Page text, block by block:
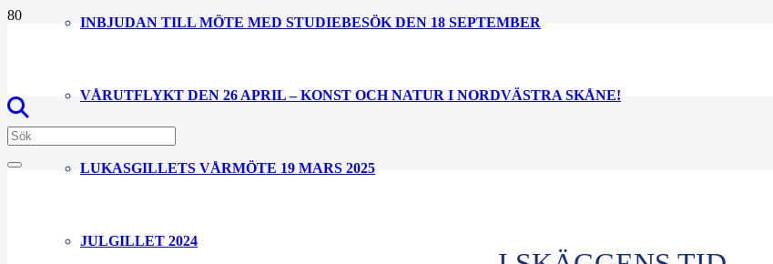
INBJUDAN TILL MÖTE MED STUDIEBESÖK DEN 18 SEPTEMBER
VÅRUTFLYKT DEN 26 APRIL – KONST OCH NATUR I NORDVÄSTRA SKÅNE!
LUKASGILLETS VÅRMÖTE 19 MARS 2025
JULGILLET 2024